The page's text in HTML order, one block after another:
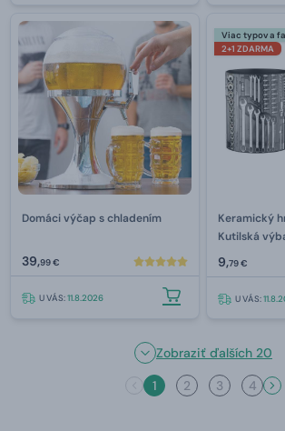
Domáci výčap s chladením
39,99 €
U VÁS:11.8.2026
Viac typov a
2+1 ZDARMA
Keramický
Kutilská
9,79 €
U VÁS:
Zobraziť ďalších 20
1
2 3 4